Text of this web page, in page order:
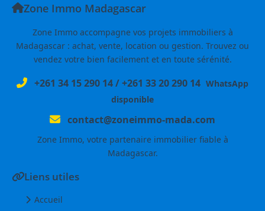
Zone Immo Madagascar
Zone Immo accompagne vos projets immobiliers à
Madagascar : achat, vente, location ou gestion. Trouvez ou
vendez votre bien facilement et en toute sérénité.
+261 34 15 290 14/+261 33 20 290 14 WhatsApp
disponible
contact@zoneimmo-mada.com
Zone Immo, votre partenaire immobilier fiable à
Madagascar.
Liens utiles
Accueil